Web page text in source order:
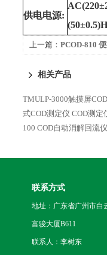
供电电源:
AC(220±
(50±
上一篇： PCOD-810
相关产品
TMULP-3000触摸屏
式COD测定仪 COD测定
100 COD自动消解回流
联系方式
地址：广东省广州市白
富骏大厦B611
联系人：李树东